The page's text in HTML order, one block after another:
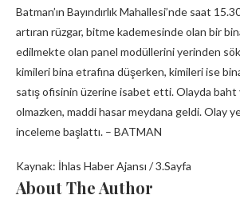
Batman’ın Bayındırlık Mahallesi’nde saat
artıran rüzgar, bitme kademesinde olan bir
edilmekte olan panel modüllerini yerinden
kimileri bina etrafına düşerken, kimileri ise
satış ofisinin üzerine isabet etti. Olayda baht
olmazken, maddi hasar meydana geldi. Olay
inceleme başlattı. – BATMAN
Kaynak: İhlas Haber Ajansı / 3.Sayfa
About The Author